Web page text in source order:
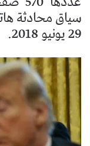
سياق محادثة
29 يونيو 2018.